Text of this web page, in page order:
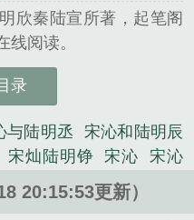
欣秦陆宣所著，起笔阁
阅读。
www.qibige.com...
陆宣精心创作的军史类
录
与陆明丞
宋沁和陆明辰
宋灿陆明铮 宋沁
宋沁
宋秦秦陆 陆明丞宋沁
宋明溪陆明
20:15:53更新）